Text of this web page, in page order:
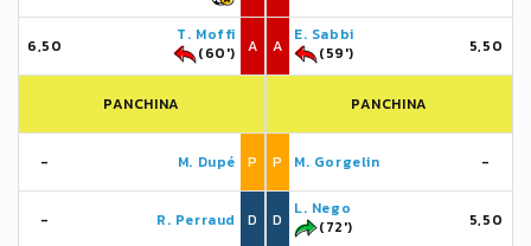
6,50
T. Moffi
(60')
A
PANCHINA
- M. Dupé P
- R. Perraud D
A
E. Sabbi
(59')
5,50
PANCHINA
P M. Gorgelin -
D
L. Nego
(72')
5,50